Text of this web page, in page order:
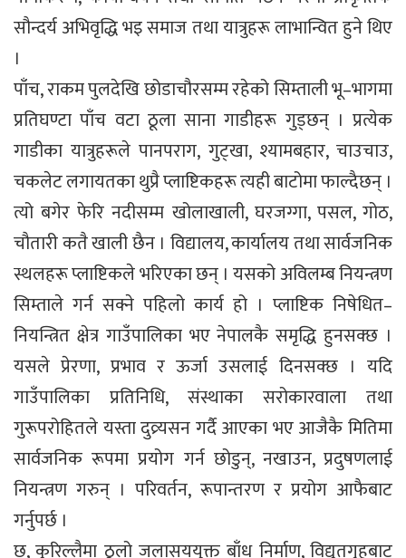
सौन्दर्य अभिवृद्धि भइ समाज तथा यात्रुहरू लाभान्वित हुने थिए
।
पाँच, राकम पुलदेखि छोडाचौरसम्म रहेको सिम्ताली भू–भागमा
प्रतिघण्टा पाँच वटा ठूला साना गाडीहरू गुड्छन् । प्रत्येक
गाडीका यात्रुहरूले पानपराग, गुट्खा, श्यामबहार, चाउचाउ,
चकलेट लगायतका थुप्रै प्लाष्टिकहरू त्यही बाटोमा फाल्दैछन् ।
त्यो बगेर फेरि नदीसम्म खोलाखाली, घरजग्गा, पसल, गोठ,
चौतारी कतै खाली छैन । विद्यालय, कार्यालय तथा सार्वजनिक
स्थलहरू प्लाष्टिकले भरिएका छन् । यसको अविलम्ब नियन्त्रण
सिम्ताले गर्न सक्ने पहिलो कार्य हो । प्लाष्टिक निषेधित–
नियन्त्रित क्षेत्र गाउँपालिका भए नेपालकै समृद्धि हुनसक्छ ।
यसले प्रेरणा, प्रभाव र ऊर्जा उसलाई दिनसक्छ । यदि
गाउँपालिका प्रतिनिधि, संस्थाका सरोकारवाला तथा
गुरूपरोहितले यस्ता दुव्र्यसन गर्दै आएका भए आजैकै मितिमा
सार्वजनिक रूपमा प्रयोग गर्न छोडुन्, नखाउन, प्रदुषणलाई
नियन्त्रण गरुन् । परिवर्तन, रूपान्तरण र प्रयोग आफैबाट
गर्नुपर्छ ।
छ, कुरिल्लैमा ठूलो जलासययुक्त बाँध निर्माण, विद्युतगृहबाट